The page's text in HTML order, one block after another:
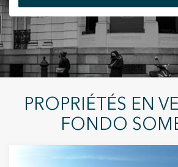
+34 935 178 067
PROPRIÉTÉS EN
FONDO
Modifier les cookies
Technique et Fonctionnel
informations afin d'améliorer nos
continuez à naviguer, vous acceptez